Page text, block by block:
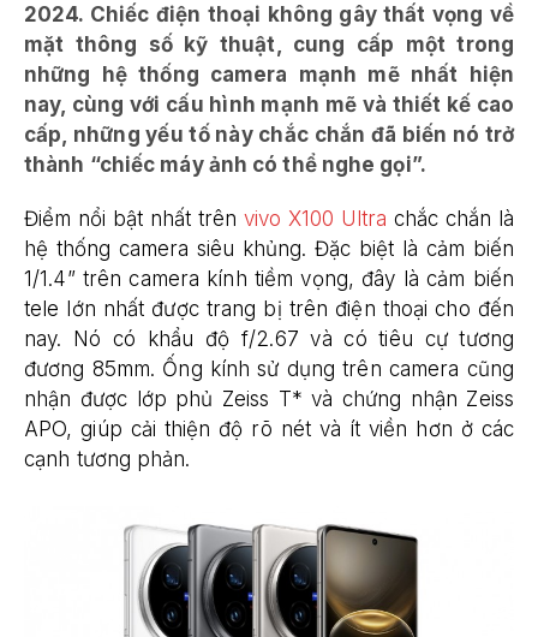
2024. Chiếc điện thoại không gây thất vọng về
mặt thông số kỹ thuật, cung cấp một trong
những hệ thống camera mạnh mẽ nhất hiện
nay, cùng với cấu hình mạnh mẽ và thiết kế cao
cấp, những yếu tố này chắc chắn đã biến nó trở
thành “chiếc máy ảnh có thể nghe gọi”.
Điểm nổi bật nhất trên vivo X100 Ultra chắc chắn là
hệ thống camera siêu khủng. Đặc biệt là cảm biến
1/1.4” trên camera kính tiềm vọng, đây là cảm biến
tele lớn nhất được trang bị trên điện thoại cho đến
nay. Nó có khẩu độ f/2.67 và có tiêu cự tương
đương 85mm. Ống kính sử dụng trên camera cũng
nhận được lớp phủ Zeiss T* và chứng nhận Zeiss
APO, giúp cải thiện độ rõ nét và ít viền hơn ở các
cạnh tương phản.